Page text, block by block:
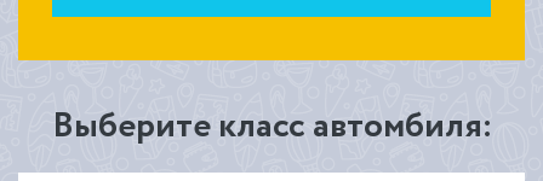
Выберите класс автомбиля: